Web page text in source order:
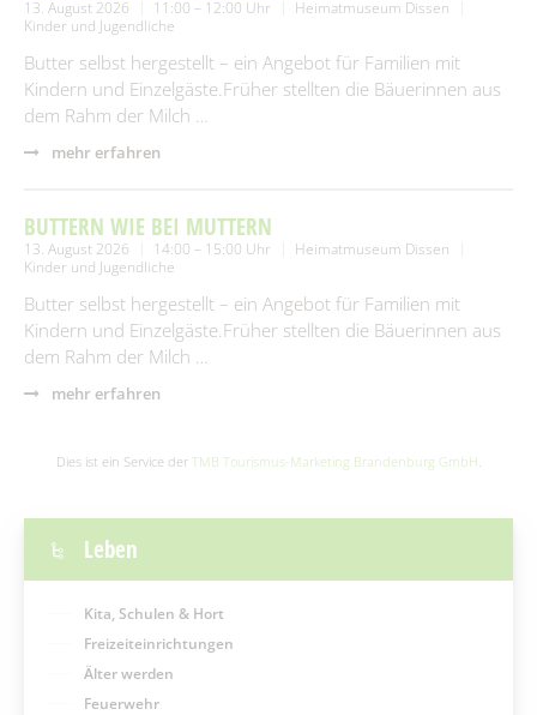
13. August 2026 11:00 – 12:00 Uhr
Heimatmuseum Dissen
Kinder und Jugendliche
Butter selbst hergestellt – ein Angebot für Familien mit
Kindern und Einzelgäste.Früher stellten die Bäuerinnen aus
dem Rahm der Milch …
mehr erfahren
BUTTERN WIE BEI MUTTERN
13. August 2026 14:00 – 15:00 Uhr
Heimatmuseum Dissen
Kinder und Jugendliche
Butter selbst hergestellt – ein Angebot für Familien mit
Kindern und Einzelgäste.Früher stellten die Bäuerinnen aus
dem Rahm der Milch …
mehr erfahren
Dies ist ein Service der TMB Tourismus-Marketing Brandenburg GmbH.
Leben
Kita, Schulen & Hort
Freizeiteinrichtungen
Älter werden
Feuerwehr